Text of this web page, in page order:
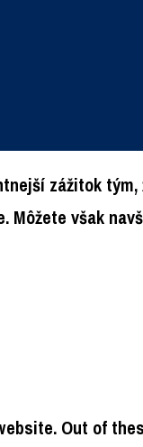
zážitok
však
Out of